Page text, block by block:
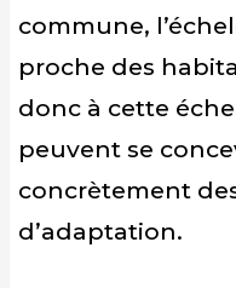
commune,
proche des
donc à cette
peuvent se
concrètement
d’adaptation.